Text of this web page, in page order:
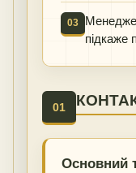
03
підкаже
01
Основний